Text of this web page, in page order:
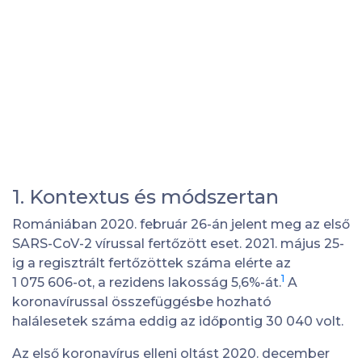
1. Kontextus és módszertan
Romániában 2020. február 26-án jelent meg az első
SARS-CoV-2 vírussal fertőzött eset. 2021. május 25-
ig a regisztrált fertőzöttek száma elérte az
1 075 606-ot, a rezidens lakosság 5,6%-át.1 A
koronavírussal összefüggésbe hozható
halálesetek száma eddig az időpontig 30 040 volt.
Az első koronavírus elleni oltást 2020. december